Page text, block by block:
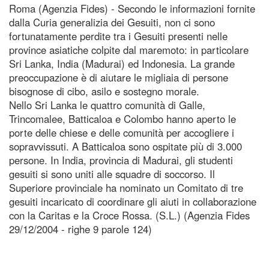
Roma (Agenzia Fides) - Secondo le informazioni fornite
dalla Curia generalizia dei Gesuiti, non ci sono
fortunatamente perdite tra i Gesuiti presenti nelle
province asiatiche colpite dal maremoto: in particolare
Sri Lanka, India (Madurai) ed Indonesia. La grande
preoccupazione è di aiutare le migliaia di persone
bisognose di cibo, asilo e sostegno morale.
Nello Sri Lanka le quattro comunità di Galle,
Trincomalee, Batticaloa e Colombo hanno aperto le
porte delle chiese e delle comunità per accogliere i
sopravvissuti. A Batticaloa sono ospitate più di 3.000
persone. In India, provincia di Madurai, gli studenti
gesuiti si sono uniti alle squadre di soccorso. Il
Superiore provinciale ha nominato un Comitato di tre
gesuiti incaricato di coordinare gli aiuti in collaborazione
con la Caritas e la Croce Rossa. (S.L.) (Agenzia Fides
29/12/2004 - righe 9 parole 124)